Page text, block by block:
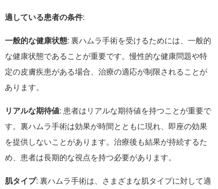
適している患者の条件:
一般的な健康状態: 裏ハムラ手術を受けるためには、一般的
な健康状態であることが重要です。慢性的な健康問題や特
定の皮膚疾患がある場合、治療の適応が制限されることが
あります。
リアルな期待値: 患者はリアルな期待値を持つことが重要で
す。裏ハムラ手術は効果が時間とともに現れ、即座の効果
を提供しないことがあります。治療後も結果が持続するた
め、患者は長期的な視点を持つ必要があります。
肌タイプ: 裏ハムラ手術は、さまざまな肌タイプに対して適